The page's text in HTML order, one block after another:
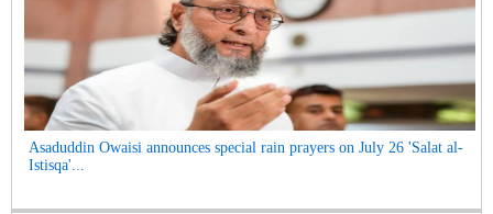
Asaduddin Owaisi announces special rain prayers on July 26 'Salat al-
Istisqa'...